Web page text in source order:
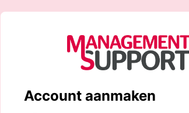
Account aanmaken